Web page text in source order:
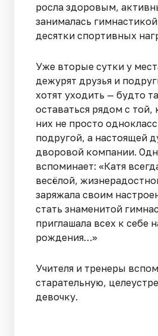
росла здоровым,
занималась
десятки спортивных
Уже вторые сутки у
дежурят друзья и
хотят уходить — будто
оставаться рядом с той,
них не просто
подругой, а настоящей
дворовой компании.
вспоминает: «Катя
весёлой,
заряжала своим
стать знаменитой
приглашала всех к себе
рождения…»
Учителя и тренеры
старательную,
девочку.